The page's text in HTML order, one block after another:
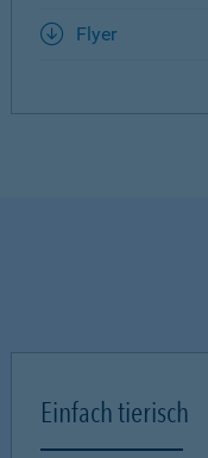
Flyer
Einfach tierisch